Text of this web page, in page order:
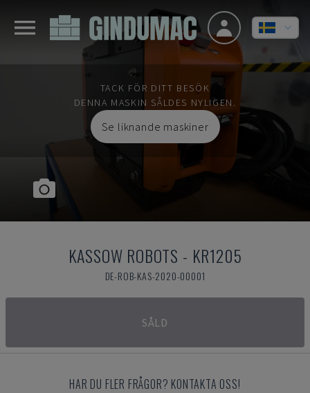
TACK FÖR DITT BESÖK
DENNA MASKIN SÅLDES NYLIGEN.
Se liknande maskiner
KASSOW ROBOTS - KR1205
DE-ROB-KAS-2020-00001
SÅLD
HAR DU FLER FRÅGOR? KONTAKTA OSS!